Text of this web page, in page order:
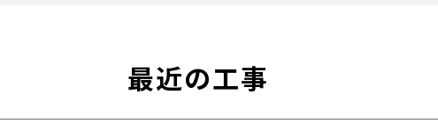
最近の工事